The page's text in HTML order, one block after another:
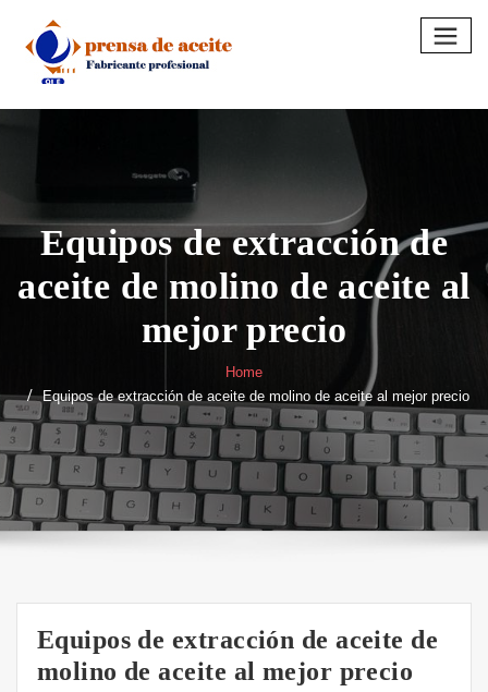
content
Equipos de extracción de
aceite de molino de aceite al
mejor precio
Home
Equipos de extracción de aceite de molino de aceite al mejor precio
Equipos de extracción de aceite de
molino de aceite al mejor precio